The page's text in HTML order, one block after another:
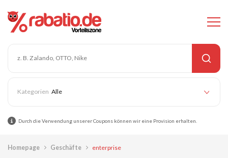
Alle
Durch die Verwendung unserer Coupons können wir eine Provision erhalten.
Homepage Geschäfte enterprise